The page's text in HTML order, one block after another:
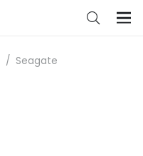
/ Seagate